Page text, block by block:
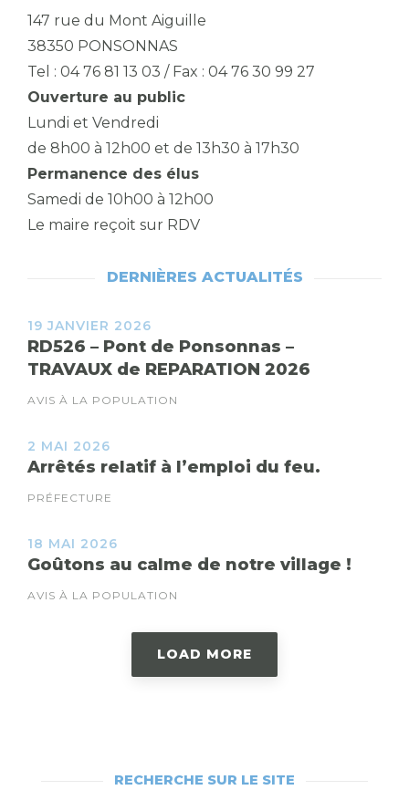
147 rue du Mont Aiguille
38350 PONSONNAS
Tel : 04 76 81 13 03 / Fax : 04 76 30 99 27
Ouverture au public
Lundi et Vendredi
de 8h00 à 12h00 et de 13h30 à 17h30
Permanence des élus
Samedi de 10h00 à 12h00
Le maire reçoit sur RDV
DERNIÈRES ACTUALITÉS
19 JANVIER 2026
RD526 – Pont de Ponsonnas –
TRAVAUX de REPARATION 2026
AVIS À LA POPULATION
2 MAI 2026
Arrêtés relatif à l’emploi du feu.
PRÉFECTURE
18 MAI 2026
Goûtons au calme de notre village !
AVIS À LA POPULATION
LOAD MORE
RECHERCHE SUR LE SITE